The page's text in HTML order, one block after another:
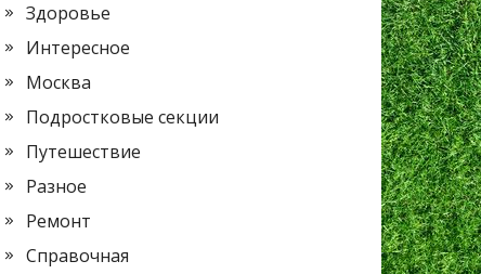
Здоровье
Интересное
Москва
Подростковые секции
Путешествие
Разное
Ремонт
Справочная